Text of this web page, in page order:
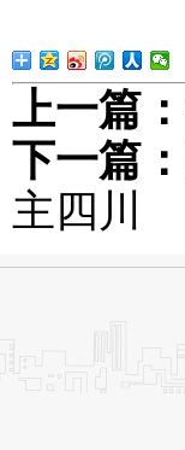
上一篇：
下一篇：
主四川